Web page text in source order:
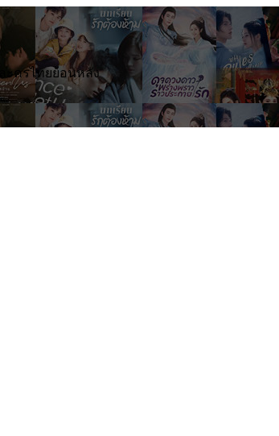
ะครไทยย้อนหลัง